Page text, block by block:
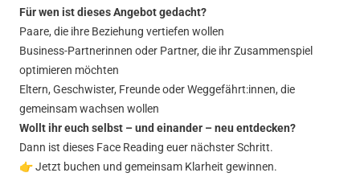
Für wen ist dieses Angebot gedacht?
Paare, die ihre Beziehung vertiefen wollen
Business-Partnerinnen oder Partner, die ihr Zusammenspiel
optimieren möchten
Eltern, Geschwister, Freunde oder Weggefährt:innen, die
gemeinsam wachsen wollen
Wollt ihr euch selbst – und einander – neu entdecken?
Dann ist dieses Face Reading euer nächster Schritt.
👉 Jetzt buchen und gemeinsam Klarheit gewinnen.